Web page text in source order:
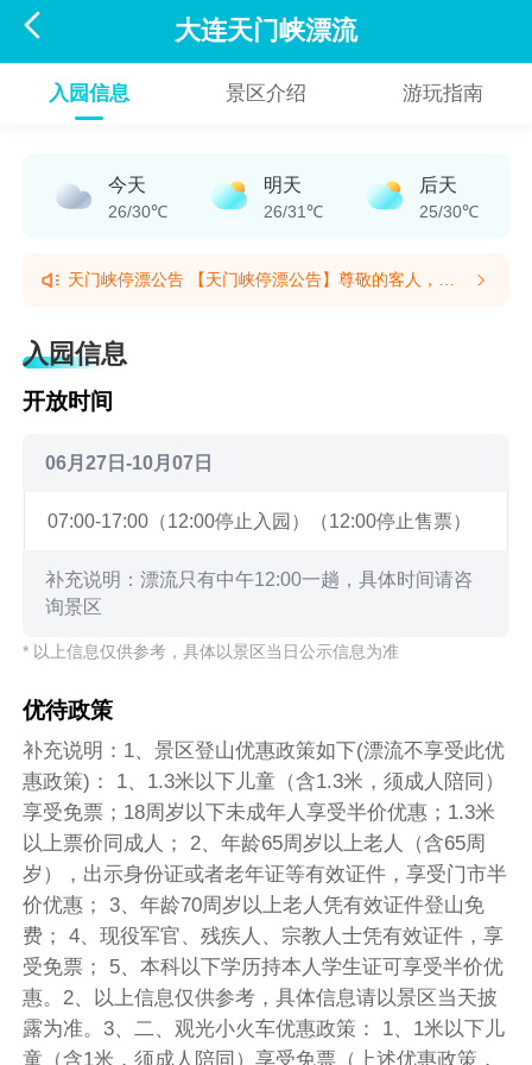
 大连天门峡漂流
入园信息 景区介绍 游玩指南
今天
26/30℃
明天
26/31℃
后天
25/30℃
天门峡停漂公告 【天门峡停漂公告】尊敬的客人，您
漂流，8月10日（周一）恢复开放一天。后续能否恢复
合确定。请您在出行前关注景区官方公众号，及时了解
合理安排行程。由此给您带来的不便，敬请谅解。感谢
您的理解与支持！(提示有效期2026/8/7至2026/8/10)
足，景区将于本周六、周日（8月8日至8月9日）暂停
常态化开放，将根据河道蓄水情况及天气、水文条件综
营业情况。去哪儿将稍后主动为您办理退订，请您提前
入园信息
开放时间
06月27日-10月07日
07:00-17:00（12:00停止入园）（12:00停止售票）
补充说明：漂流只有中午12:00一趟，具体时间请咨
询景区
* 以上信息仅供参考，具体以景区当日公示信息为准
优待政策
补充说明：1、景区登山优惠政策如下(漂流不享受此优
惠政策)： 1、1.3米以下儿童（含1.3米，须成人陪同）
享受免票；18周岁以下未成年人享受半价优惠；1.3米
以上票价同成人； 2、年龄65周岁以上老人（含65周
岁），出示身份证或者老年证等有效证件，享受门市半
价优惠； 3、年龄70周岁以上老人凭有效证件登山免
费； 4、现役军官、残疾人、宗教人士凭有效证件，享
受免票； 5、本科以下学历持本人学生证可享受半价优
惠。2、以上信息仅供参考，具体信息请以景区当天披
露为准。3、二、观光小火车优惠政策： 1、1米以下儿
童（含1米，须成人陪同）享受免票（上述优惠政策，